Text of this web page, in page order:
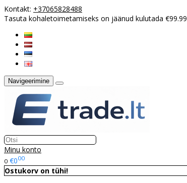
Kontakt: +37065828488
Tasuta kohaletoimetamiseks on jäänud kulutada €99.99
Navigeerimine
Minu konto
0 €000
Ostukorv on tühi!